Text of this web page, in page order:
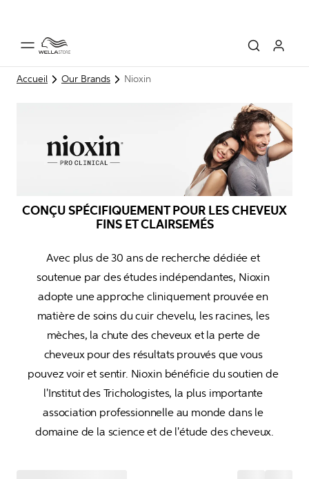
Accueil Our Brands Nioxin
CONÇU SPÉCIFIQUEMENT POUR LES CHEVEUX
FINS ET CLAIRSEMÉS
Avec plus de 30 ans de recherche dédiée et
soutenue par des études indépendantes, Nioxin
adopte une approche cliniquement prouvée en
matière de soins du cuir chevelu, les racines, les
mèches, la chute des cheveux et la perte de
cheveux pour des résultats prouvés que vous
pouvez voir et sentir. Nioxin bénéficie du soutien de
l'Institut des Trichologistes, la plus importante
association professionnelle au monde dans le
domaine de la science et de l'étude des cheveux.